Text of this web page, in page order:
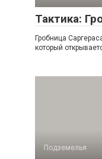
Тактика:
Гробница
который
Подземелья